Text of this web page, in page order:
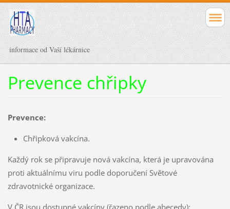
informace od Vaší lékárnice
Prevence chřipky
Prevence:
Chřipková vakcína.
Každý rok se připravuje nová vakcína, která je upravována
proti aktuálnímu viru podle doporučení Světové
zdravotnické organizace.
V ČR jsou dostupné vakcíny (řazeno podle abecedy):